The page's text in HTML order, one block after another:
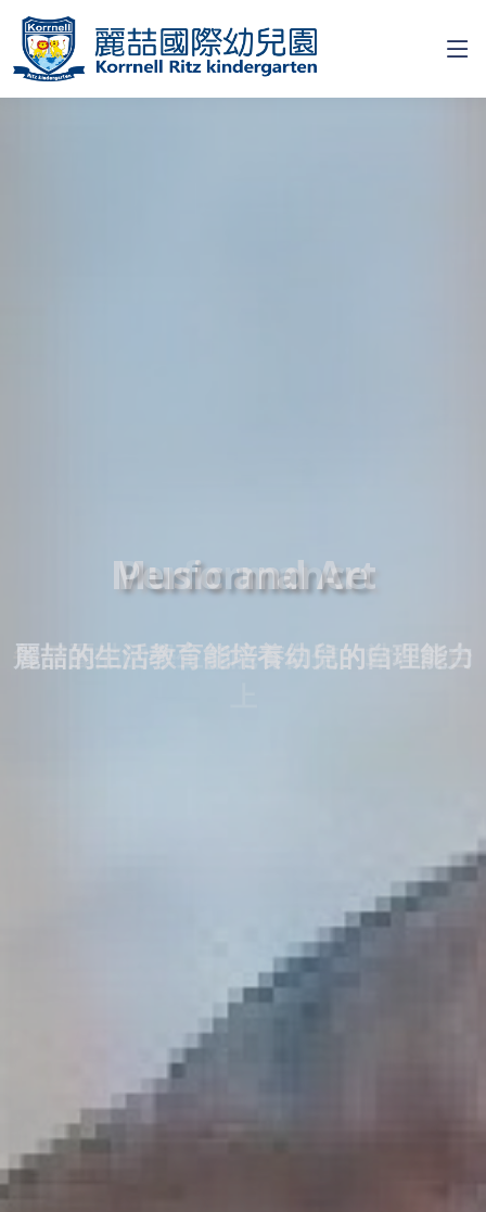
Music and Art
麗喆的生活教育能培養幼兒的自理能力